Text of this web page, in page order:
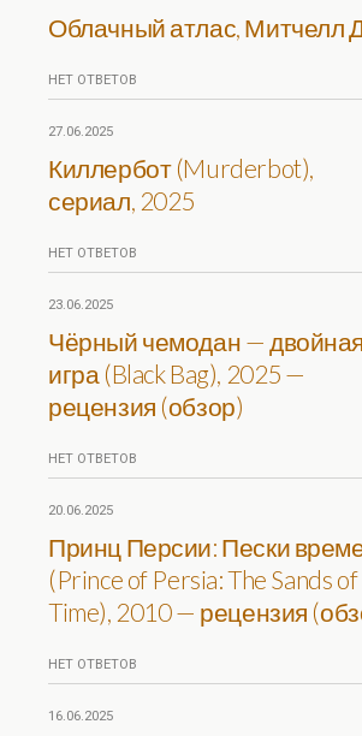
Облачный атлас, Митчелл
НЕТ ОТВЕТОВ
27.06.2025
Киллербот (Murderbot),
сериал, 2025
НЕТ ОТВЕТОВ
23.06.2025
Чёрный чемодан — двойная
игра (Black Bag), 2025 —
рецензия (обзор)
НЕТ ОТВЕТОВ
20.06.2025
Принц Персии: Пески
(Prince of Persia: The Sands of
Time), 2010 — рецензия
НЕТ ОТВЕТОВ
16.06.2025